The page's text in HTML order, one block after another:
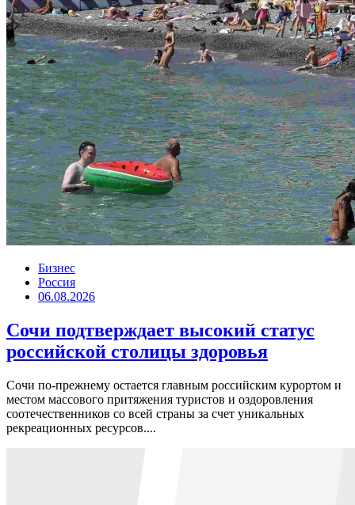
Бизнес
Россия
06.08.2026
Сочи подтверждает высокий статус
российской столицы здоровья
Сочи по-прежнему остается главным российским курортом и
местом массового притяжения туристов и оздоровления
соотечественников со всей страны за счет уникальных
рекреационных ресурсов....